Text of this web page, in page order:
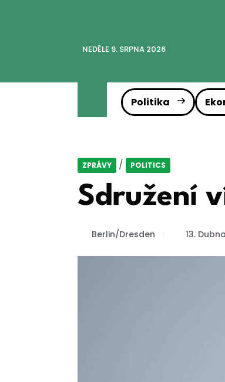
NEDĚLE 9. SRPNA 2026
Politika
ZPRÁVY / POLITICS
Sdružení
Berlin/Dresden 13.